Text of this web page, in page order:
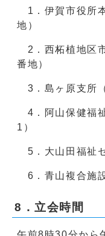
1．伊賀市役所
地）
2．西柘植地区
番地）
3．島ヶ原支所
4．阿山保健福
1）
5．大山田福祉
6．青山複合施
8．立会時間